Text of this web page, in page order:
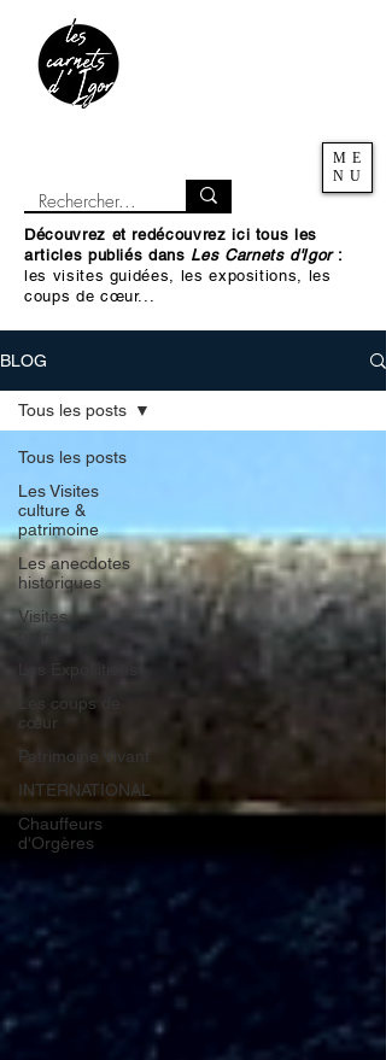
ME
NU
Découvrez et redécouvrez ici tous les
articles publiés dans Les Carnets d'Igor :
les visites guidées, les expositions, les
coups de cœur...
BLOG
Tous les posts
Les Visites
culture &
patrimoine
Les anecdotes
historiques
Visites
Les Expositions
Les coups de
cœur
Patrimoine Vivant
INTERNATIONAL
Chauffeurs
d'Orgères
Tous les posts